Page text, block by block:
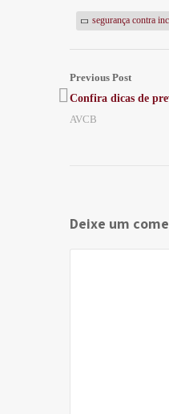
segurança contra
Previous Post
Confira dicas de
AVCB
Deixe um